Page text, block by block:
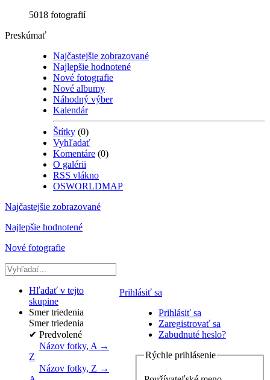
5018 fotografií
Preskúmať
Najčastejšie zobrazované
Najlepšie hodnotené
Nové fotografie
Nové albumy
Náhodný výber
Kalendár
Štítky (0)
Vyhľadať
Komentáre (0)
O galérii
RSS vlákno
OSWORLDMAP
Najčastejšie zobrazované
Najlepšie hodnotené
Nové fotografie
Prihlásiť sa
Prihlásiť sa
Zaregistrovať sa
Zabudnuté heslo?
Rýchle prihlásenie
Hľadať v tejto
skupine
Smer triedenia
Smer triedenia
✔ Predvolené
Názov fotky, A →
Z
Názov fotky, Z →